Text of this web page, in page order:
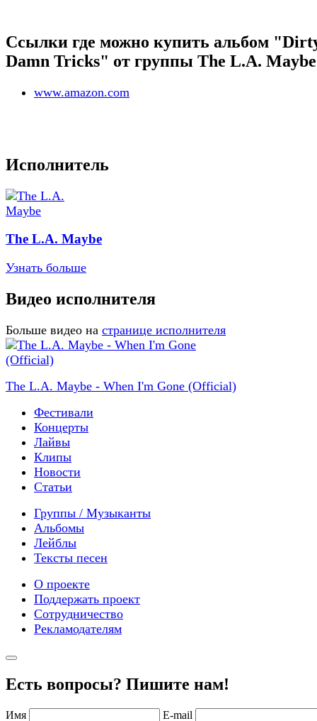
Ссылки где можно купить альбом
Damn Tricks" от группы The L.A. Maybe
www.amazon.com
Исполнитель
The L.A. Maybe
Узнать больше
Видео исполнителя
Больше видео на странице исполнителя
The L.A. Maybe - When I'm Gone (Official)
Фестивали
Концерты
Лайвы
Клипы
Новости
Статьи
Группы / Музыканты
Альбомы
Лейблы
Тексты песен
О проекте
Поддержать проект
Сотрудничество
Рекламодателям
Есть вопросы? Пишите нам!
Имя E-mail